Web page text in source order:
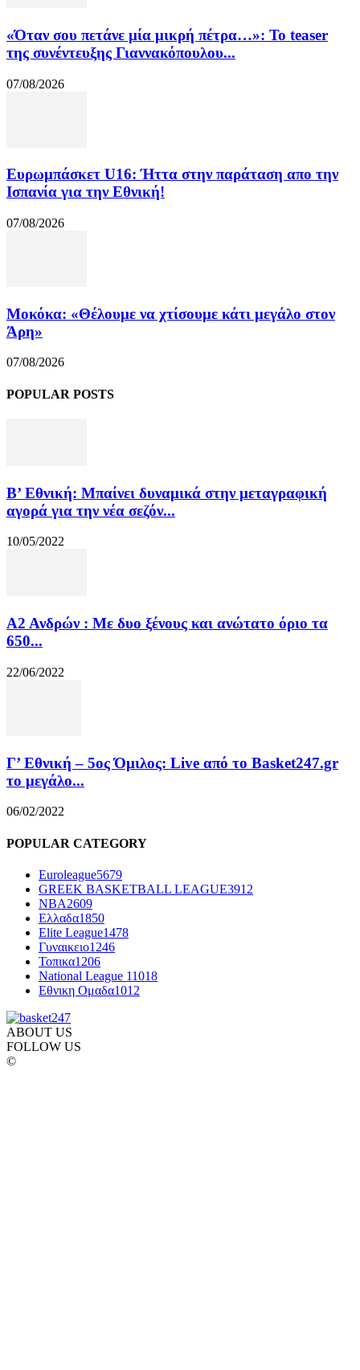
«Όταν σου πετάνε μία μικρή πέτρα…»: Το teaser
της συνέντευξης Γιαννακόπουλου...
07/08/2026
Ευρωμπάσκετ U16: Ήττα στην παράταση απο την
Ισπανία για την Εθνική!
07/08/2026
Μοκόκα: «Θέλουμε να χτίσουμε κάτι μεγάλο στον
Άρη»
07/08/2026
POPULAR POSTS
Β’ Εθνική: Μπαίνει δυναμικά στην μεταγραφική
αγορά για την νέα σεζόν...
10/05/2022
Α2 Ανδρών : Με δυο ξένους και ανώτατο όριο τα
650...
22/06/2022
Γ’ Εθνική – 5ος Όμιλος: Live από το Basket247.gr
το μεγάλο...
06/02/2022
POPULAR CATEGORY
Euroleague5679
GREEK BASKETBALL LEAGUE3912
NBA2609
Ελλαδα1850
Elite League1478
Γυναικειο1246
Τοπικα1206
National League 11018
Εθνικη Ομαδα1012
ABOUT US
FOLLOW US
©